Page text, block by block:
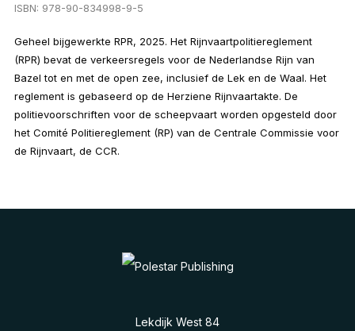
ISBN: 978-90-834998-9-5
Geheel bijgewerkte RPR, 2025. Het Rijnvaartpolitiereglement
(RPR) bevat de verkeersregels voor de Nederlandse Rijn van
Bazel tot en met de open zee, inclusief de Lek en de Waal. Het
reglement is gebaseerd op de Herziene Rijnvaartakte. De
politievoorschriften voor de scheepvaart worden opgesteld door
het Comité Politiereglement (RP) van de Centrale Commissie voor
de Rijnvaart, de CCR.
Lekdijk West 84